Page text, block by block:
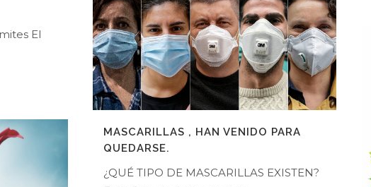
El
MASCARILLAS , HAN VENIDO PARA
QUEDARSE.
¿QUÉ TIPO DE MASCARILLAS EXISTEN?